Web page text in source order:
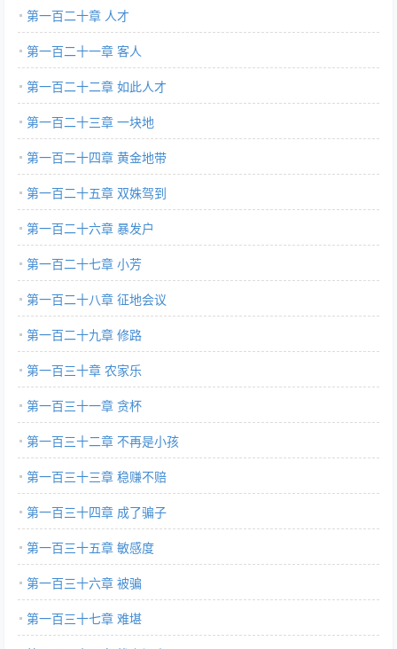
第一百二十章 人才
第一百二十一章 客人
第一百二十二章 如此人才
第一百二十三章 一块地
第一百二十四章 黄金地带
第一百二十五章 双姝驾到
第一百二十六章 暴发户
第一百二十七章 小芳
第一百二十八章 征地会议
第一百二十九章 修路
第一百三十章 农家乐
第一百三十一章 贪杯
第一百三十二章 不再是小孩
第一百三十三章 稳赚不赔
第一百三十四章 成了骗子
第一百三十五章 敏感度
第一百三十六章 被骗
第一百三十七章 难堪